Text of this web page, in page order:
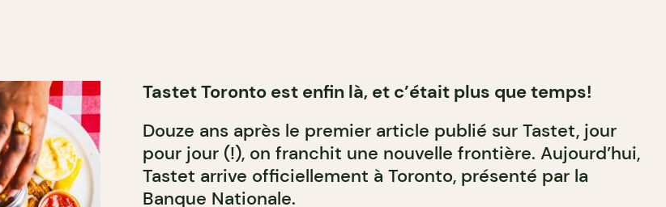
Tastet Toronto est enfin là, et c’était plus que temps!
Douze ans après le premier article publié sur Tastet, jour
pour jour (!), on franchit une nouvelle frontière. Aujourd’hui,
Tastet arrive officiellement à Toronto, présenté par la
Banque Nationale.